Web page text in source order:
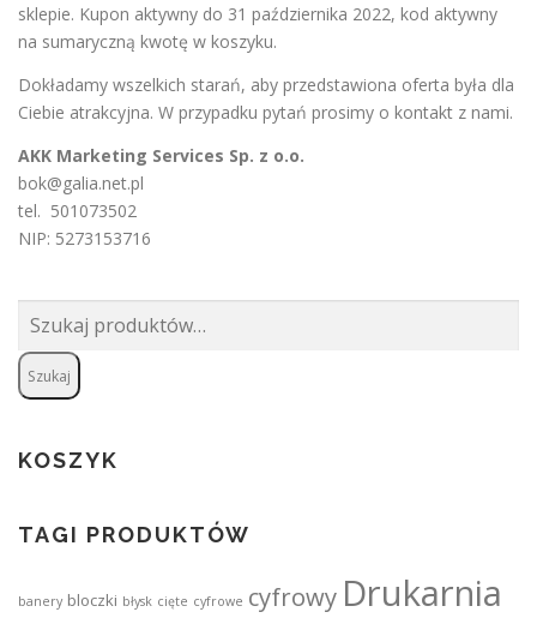
sklepie. Kupon aktywny do 31 października 2022, kod aktywny
na sumaryczną kwotę w koszyku.
Dokładamy wszelkich starań, aby przedstawiona oferta była dla
Ciebie atrakcyjna. W przypadku pytań prosimy o kontakt z nami.
AKK Marketing Services Sp. z o.o.
bok@galia.net.pl
tel. 501073502
NIP: 5273153716
Szukaj:
Szukaj
KOSZYK
TAGI PRODUKTÓW
banery bloczki błysk cięte cyfrowe cyfrowy Drukarnia